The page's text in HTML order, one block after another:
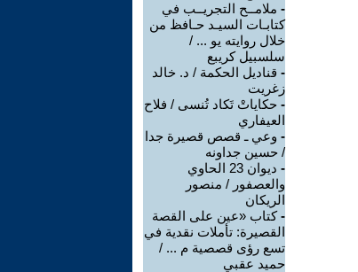
- ملامــح التجريــب في
كتابـات السيـد حـافظ من
خلال روايته يو ... /
سلسبيل كريبع
- قناديل الحكمة / د. خالد
زغريت
- حكاياتْ تَكاد تُنسى / فلاح
العيفاري
- وعي ـ قصص قصيرة جدا
/ حسين جداونه
-
ديوان 23 الحاوي
والعصفور / منصور
الريكان
-كتاب «عين على القصة
القصيرة: تأملات نقدية في
تسع رؤى قصصية م ... /
حميد عقبي